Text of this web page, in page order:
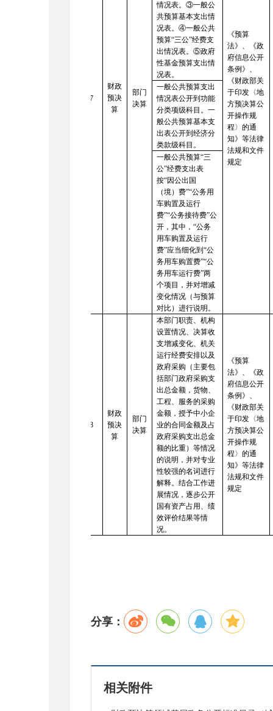
7
财政
预决
算
部门
决算
《预算
法》、《政
府信息公开
条例》、
《财政部关
于印发〈地
方预决算公
开操作规
程〉的通
知》 等法律
法规和文件
规定
情况表。③一般公
共预算基本支出情
况表。④一般公共
预算“三公”经费支
出情况表。⑤政府
性基金预算支出情
况表。
一般公共预算支出
情况表公开到功能
分类项级科目。一
般公共预算基本支
出表公开到经济分
类款级科目。
一般公共预算“三
公”经费支出表
按“因公出国
（境）费”“公务用
车购置及运行
费”“公务接待费”公
开，其中，“公务
用车购置及运行
费”应当细化到“公
务用车购置费”“公
务用车运行费”两
个项目，并对增减
变化情况（与预算
对比）进行说明。
8
财政
预决
算
部门
决算
本部门职责、机构
设置情况、决算收
支增减变化、机关
运行经费安排以及
政府采购（主要包
括部门政府采购支
出总金额，货物、
工程、服务的采购
金额，授予中小企
业的合同金额及占
政府采购支出总金
额的比重）等情况
的说明，并对专业
性较强的名词进行
解释。结合工作进
展情况，逐步公开
国有资产占用、绩
效评价结果等情
况。
《预算
法》、《政
府信息公开
条例》、
《财政部关
于印发〈地
方预决算公
开操作规
程〉的通
知》 等法律
法规和文件
规定
分享：
相关附件